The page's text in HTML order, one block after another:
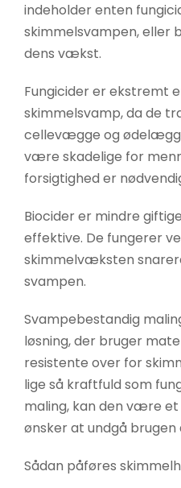
indeholder enten
skimmelsvampen, eller
dens vækst.
Fungicider er ekstremt
skimmelsvamp, da de
cellevægge og
være skadelige for
forsigtighed er
Biocider er mindre
effektive. De fungerer
skimmelvæksten
svampen.
Svampebestandig
løsning, der bruger
resistente over for
lige så kraftfuld som
maling, kan den være
ønsker at undgå
Sådan påføres